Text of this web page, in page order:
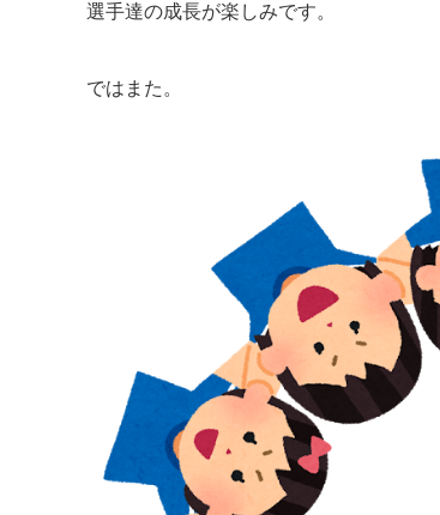
選手達の成長が楽しみです。
ではまた。